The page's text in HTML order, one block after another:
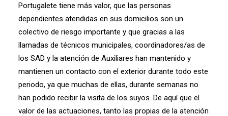
Portugalete tiene más valor, que las personas
dependientes atendidas en sus domicilios son un
colectivo de riesgo importante y que gracias a las
llamadas de técnicos municipales, coordinadores/as de
los SAD y la atención de Auxiliares han mantenido y
mantienen un contacto con el exterior durante todo este
periodo, ya que muchas de ellas, durante semanas no
han podido recibir la visita de los suyos. De aquí que el
valor de las actuaciones, tanto las propias de la atención